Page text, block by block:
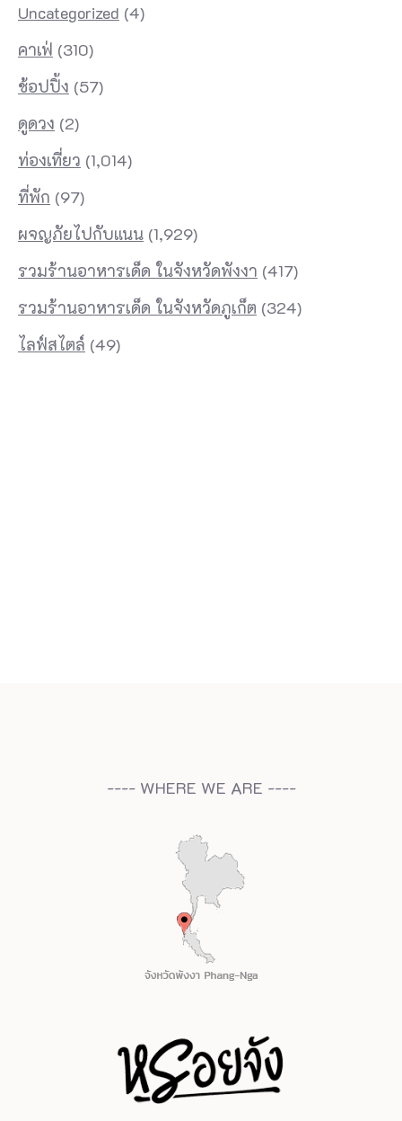
Uncategorized (4)
คาเฟ่ (310)
ช้อปปิ้ง (57)
ดูดวง (2)
ท่องเที่ยว (1,014)
ที่พัก (97)
ผจญภัยไปกับแนน (1,929)
รวมร้านอาหารเด็ด ในจังหวัดพังงา (417)
รวมร้านอาหารเด็ด ในจังหวัดภูเก็ต (324)
ไลฟ์สไตล์ (49)
---- WHERE WE ARE ----